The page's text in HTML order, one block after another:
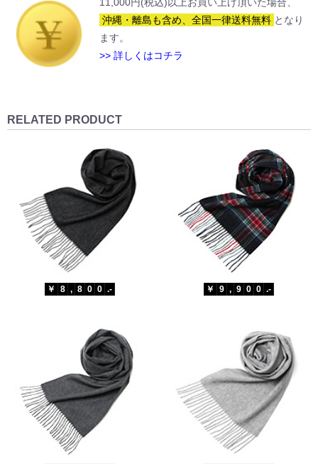
11,000円(税込)以上お買い上げ頂いた場合、
沖縄・離島も含め、全国一律送料無料 となり
ます。
>> 詳しくはコチラ
RELATED PRODUCT
￥ 8 , 8 0 0 .- ￥ 9 , 9 0 0 .-